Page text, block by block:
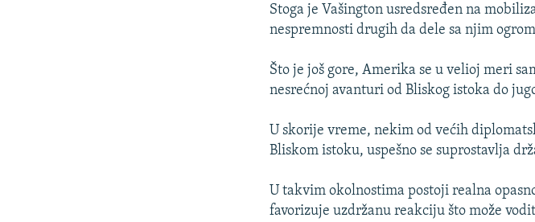
Stoga je Vašington usredsređen na
nespremnosti drugih da dele sa njim
Što je još gore, Amerika se u velioj meri
nesrećnoj avanturi od Bliskog istoka do
U skorije vreme, nekim od većih
Bliskom istoku, uspešno se suprostavlja
U takvim okolnostima postoji realna
favorizuje uzdržanu reakciju što može